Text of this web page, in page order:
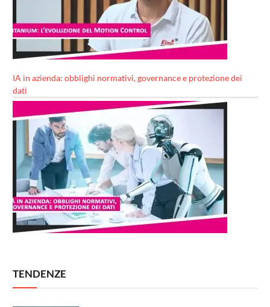
IA in azienda: obblighi normativi, governance e protezione dei
dati
TENDENZE